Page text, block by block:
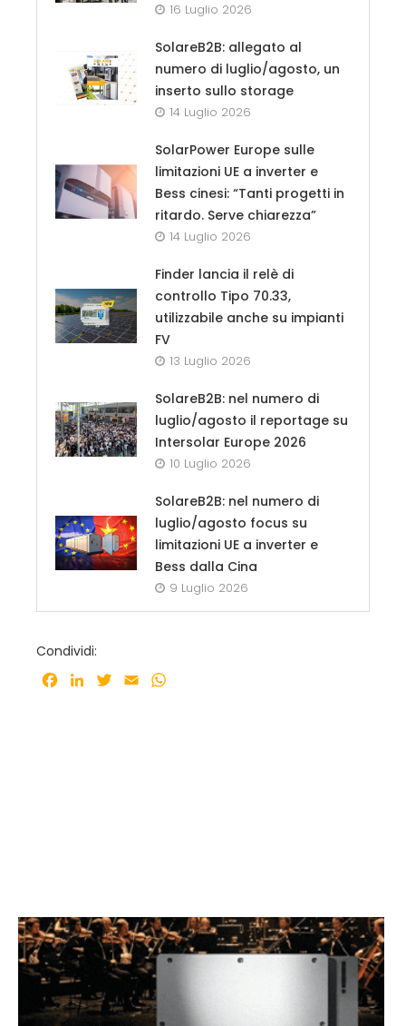
16 Luglio 2026
SolareB2B: allegato al
numero di luglio/agosto, un
inserto sullo storage
14 Luglio 2026
SolarPower Europe sulle
limitazioni UE a inverter e
Bess cinesi: “Tanti progetti in
ritardo. Serve chiarezza”
14 Luglio 2026
Finder lancia il relè di
controllo Tipo 70.33,
utilizzabile anche su impianti
FV
13 Luglio 2026
SolareB2B: nel numero di
luglio/agosto il reportage su
Intersolar Europe 2026
10 Luglio 2026
SolareB2B: nel numero di
luglio/agosto focus su
limitazioni UE a inverter e
Bess dalla Cina
9 Luglio 2026
Condividi:
Facebook
LinkedInTwitter
Email